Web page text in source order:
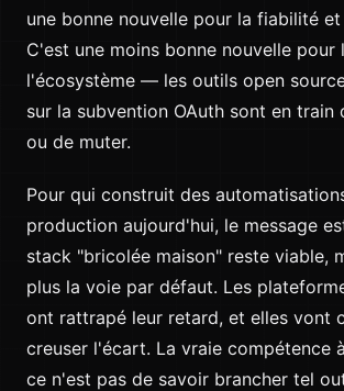
une bonne nouvelle pour la fiabilité
C'est une moins bonne nouvelle pour
l'écosystème — les outils open
sur la subvention OAuth sont en train
ou de muter.
Pour qui construit des
production aujourd'hui, le message
stack "bricolée maison" reste viable,
plus la voie par défaut. Les
ont rattrapé leur retard, et elles vont
creuser l'écart. La vraie compétence
ce n'est pas de savoir brancher tel